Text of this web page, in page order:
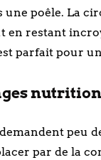
une poêle. La
en restant
parfait pour
peu
par de la